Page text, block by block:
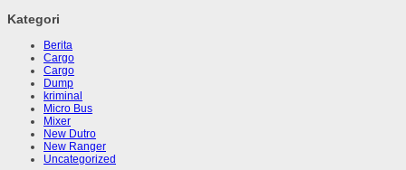
Kategori
Berita
Cargo
Cargo
Dump
kriminal
Micro Bus
Mixer
New Dutro
New Ranger
Uncategorized